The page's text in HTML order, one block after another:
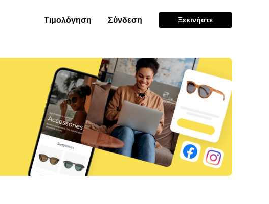
Τιμολόγηση Σύνδεση Ξεκινήστε